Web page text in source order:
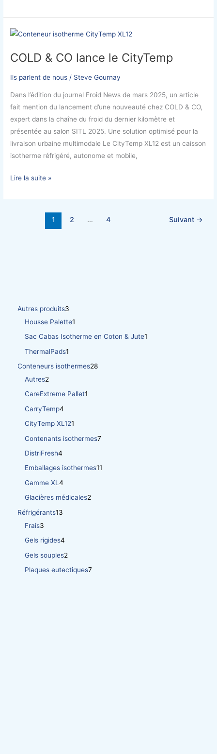
COLD & CO lance le CityTemp
Ils parlent de nous / Steve Gournay
Dans l’édition du journal Froid News de mars 2025, un article
fait mention du lancement d’une nouveauté chez COLD & CO,
expert dans la chaîne du froid du dernier kilomètre et
présentée au salon SITL 2025. Une solution optimisé pour la
livraison urbaine multimodale Le CityTemp XL12 est un caisson
isotherme réfrigéré, autonome et mobile,
COLD
CO
le
CityTemp
Lire la suite »
1 2 … 4 Suivant →
Autres produits3
Housse Palette1
Sac Cabas Isotherme en Coton & Jute1
ThermalPads1
Conteneurs isothermes28
Autres2
CareExtreme Pallet1
CarryTemp4
CityTemp XL121
Contenants isothermes7
DistriFresh4
Emballages isothermes11
Gamme XL4
Glacières médicales2
Réfrigérants13
Frais3
Gels rigides4
Gels souples2
Plaques eutectiques7